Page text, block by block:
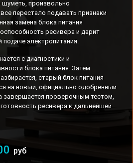
шуметь, произвольно
перестало подавать признаки
замена блока питания
ресивера и дарит
подаче электропитания.
с диагностики и
блока питания. Затем
старый блок питания
на новый, официально одобренный
завершается проверочным тестом,
ресивера к дальнейшей
руб